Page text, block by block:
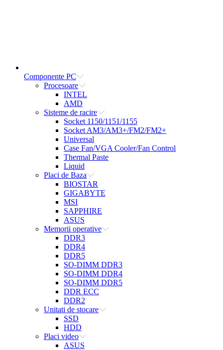
Componente PC
Procesoare
INTEL
AMD
Sisteme de racire
Socket 1150/1151/1155
Socket AM3/AM3+/FM2/FM2+
Universal
Case Fan/VGA Cooler/Fan Control
Thermal Paste
Liquid
Placi de Baza
BIOSTAR
GIGABYTE
MSI
SAPPHIRE
ASUS
Memorii operative
DDR3
DDR4
DDR5
SO-DIMM DDR3
SO-DIMM DDR4
SO-DIMM DDR5
DDR ECC
DDR2
Unitati de stocare
SSD
HDD
Placi video
ASUS